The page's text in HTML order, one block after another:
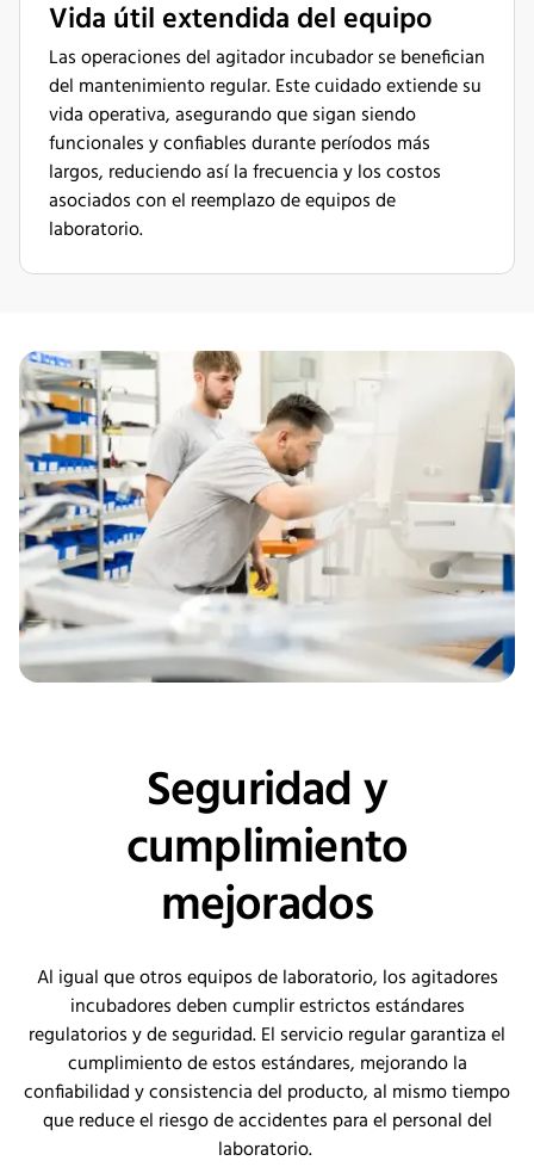
Vida útil extendida del equipo
Las operaciones del agitador incubador se benefician
del mantenimiento regular. Este cuidado extiende su
vida operativa, asegurando que sigan siendo
funcionales y confiables durante períodos más
largos, reduciendo así la frecuencia y los costos
asociados con el reemplazo de equipos de
laboratorio.
Seguridad y
cumplimiento
mejorados
Al igual que otros equipos de laboratorio, los agitadores
incubadores deben cumplir estrictos estándares
regulatorios y de seguridad.El servicio regular garantiza el
cumplimiento de estos estándares, mejorando la
confiabilidad y consistencia del producto, al mismo tiempo
que reduce el riesgo de accidentes para el personal del
laboratorio.